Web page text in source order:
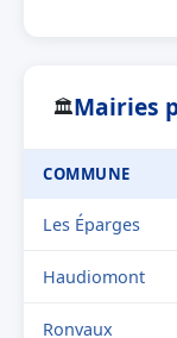
🏛Mairies
COMMUNE
Les Éparges
Haudiomont
Ronvaux